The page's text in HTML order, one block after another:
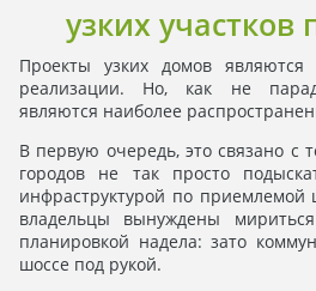
узких участков
Проекты узких домов
реализации. Но, как не
являются наиболее
В первую очередь, это связано с
городов не так просто
инфраструктурой по приемлемой
владельцы вынуждены
планировкой надела: зато
шоссе под рукой.